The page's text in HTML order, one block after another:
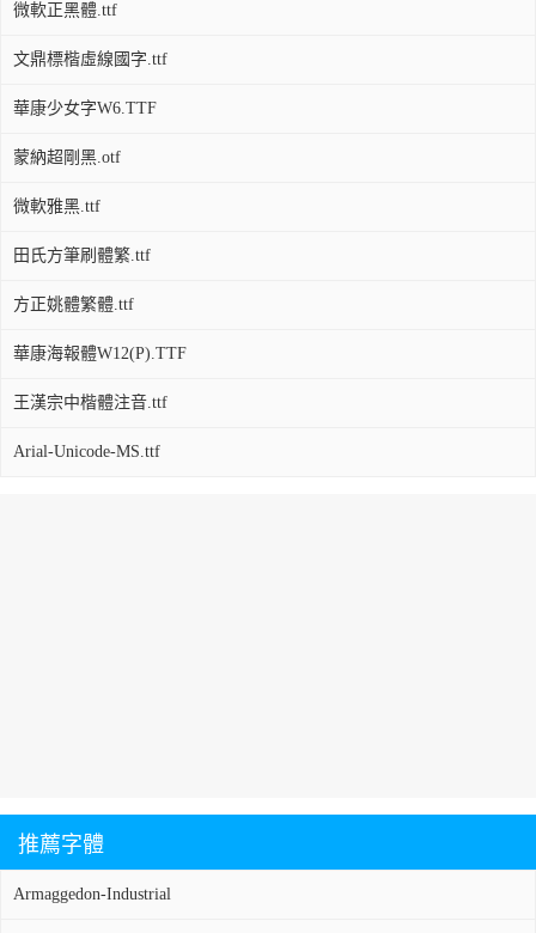
微軟正黑體.ttf
文鼎標楷虛線國字.ttf
華康少女字W6.TTF
蒙納超剛黑.otf
微軟雅黑.ttf
田氏方筆刷體繁.ttf
方正姚體繁體.ttf
華康海報體W12(P).TTF
王漢宗中楷體注音.ttf
Arial-Unicode-MS.ttf
推薦字體
Armaggedon-Industrial